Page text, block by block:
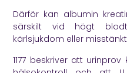
Därför kan albumin
särskilt vid högt
kärlsjukdom eller
1177 beskriver att urinprov